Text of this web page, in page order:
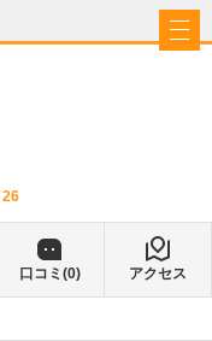
26
口コミ(0) アクセス